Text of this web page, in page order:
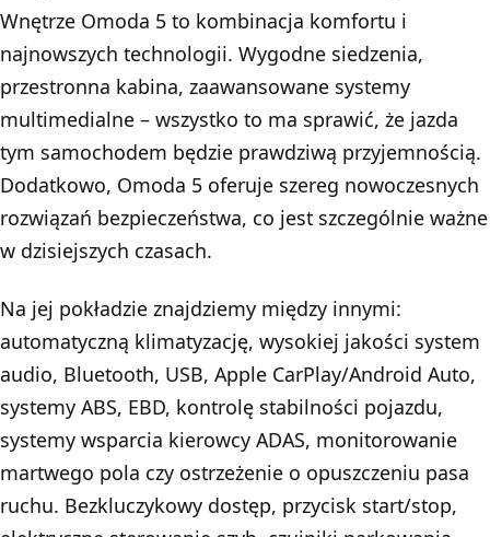
Wnętrze Omoda 5 to kombinacja komfortu i
najnowszych technologii. Wygodne siedzenia,
przestronna kabina, zaawansowane systemy
multimedialne – wszystko to ma sprawić, że jazda
tym samochodem będzie prawdziwą przyjemnością.
Dodatkowo, Omoda 5 oferuje szereg nowoczesnych
rozwiązań bezpieczeństwa, co jest szczególnie ważne
w dzisiejszych czasach.
Na jej pokładzie znajdziemy między innymi:
automatyczną klimatyzację, wysokiej jakości system
audio, Bluetooth, USB, Apple CarPlay/Android Auto,
systemy ABS, EBD, kontrolę stabilności pojazdu,
systemy wsparcia kierowcy ADAS, monitorowanie
martwego pola czy ostrzeżenie o opuszczeniu pasa
ruchu. Bezkluczykowy dostęp, przycisk start/stop,